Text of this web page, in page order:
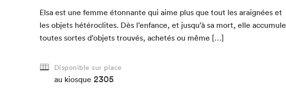
Elsa est une femme éton­nante qui aime plus que tout les araignées et
les objets hétéro­clites. Dès l’enfance, et jusqu’à sa mort, elle accu­mule
toutes sortes d’objets trou­vés, achetés ou même […]
Disponible sur place
au kiosque 2305